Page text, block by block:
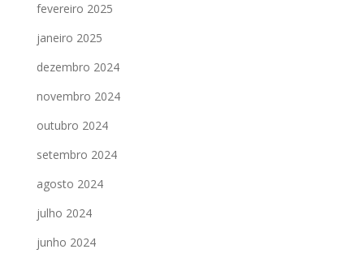
fevereiro 2025
janeiro 2025
dezembro 2024
novembro 2024
outubro 2024
setembro 2024
agosto 2024
julho 2024
junho 2024